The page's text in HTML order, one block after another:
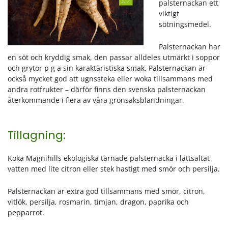
palsternackan ett
viktigt
sötningsmedel.
Palsternackan har
en söt och kryddig smak, den passar alldeles utmärkt i soppor
och grytor p g a sin karaktäristiska smak. Palsternackan är
också mycket god att ugnssteka eller woka tillsammans med
andra rotfrukter – därför finns den svenska palsternackan
återkommande i flera av våra grönsaksblandningar.
Tillagning:
Koka Magnihills ekologiska tärnade palsternacka i lättsaltat
vatten med lite citron eller stek hastigt med smör och persilja.
Palsternackan är extra god tillsammans med smör, citron,
vitlök, persilja, rosmarin, timjan, dragon, paprika och
pepparrot.